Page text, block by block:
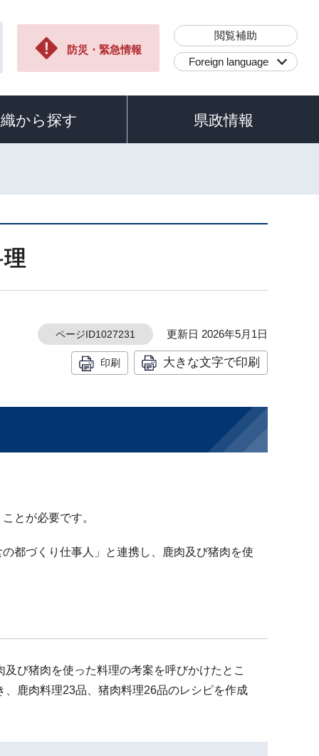
防災・緊急情報
閲覧補助
Foreign language
から探す 県政情報
ページID1027231 更新日 2026年5月1日
印刷 大きな文字で印刷
とが必要です。
都づくり仕事人」と連携し、鹿肉及び猪肉を使
び猪肉を使った料理の考案を呼びかけたとこ
鹿肉料理23品、猪肉料理26品のレシピを作成